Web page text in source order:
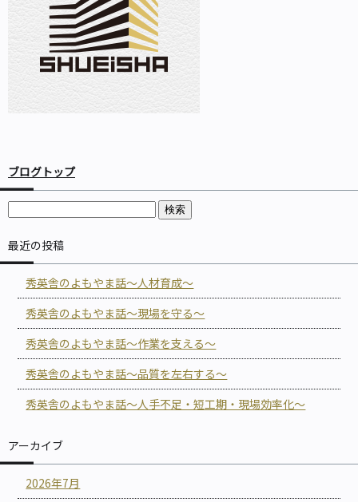
ブログトップ
最近の投稿
秀英舎のよもやま話～人材育成～
秀英舎のよもやま話～現場を守る～
秀英舎のよもやま話～作業を支える～
秀英舎のよもやま話～品質を左右する～
秀英舎のよもやま話～人手不足・短工期・現場効率化～
アーカイブ
2026年7月